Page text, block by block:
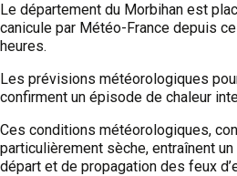
Le département du Morbihan est
canicule par Météo-France depuis
heures.
Les prévisions météorologiques
confirment un épisode de chaleur
Ces conditions météorologiques,
particulièrement sèche, entraînent
départ et de propagation des feux